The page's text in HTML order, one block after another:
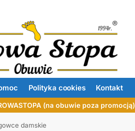
Polityka cookies Kontakt
(na obuwie poza promocją)
damskie